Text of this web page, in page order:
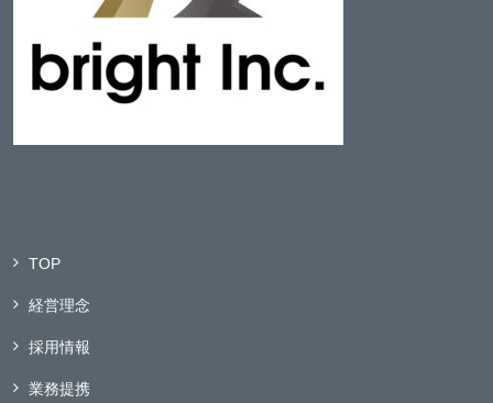
TOP
経営理念
採用情報
業務提携